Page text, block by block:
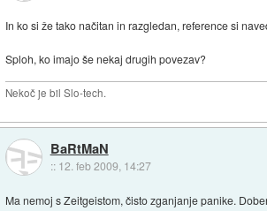
In ko si že tako načitan in razgledan, reference si
Sploh, ko imajo še nekaj drugih povezav?
Nekoč je bil Slo-tech.
BaRtMaN
:: 12. feb 2009, 14:27
Ma nemoj s Zeitgeistom, čisto zganjanje panike.